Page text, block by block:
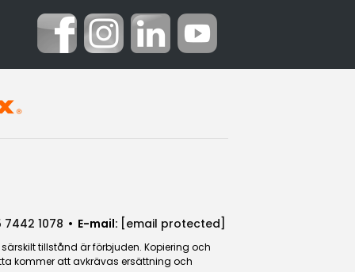
7442 1078 • E-mail: [email protected]
tillstånd är förbjuden. Kopiering och
kommer att avkrävas ersättning och